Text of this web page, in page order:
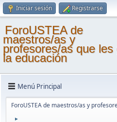
Iniciar sesión Registrarse
ForoUSTEA de
maestros/as y
profesores/as que les
la educación
Menú Principal
ForoUSTEA de maestros/as y
►